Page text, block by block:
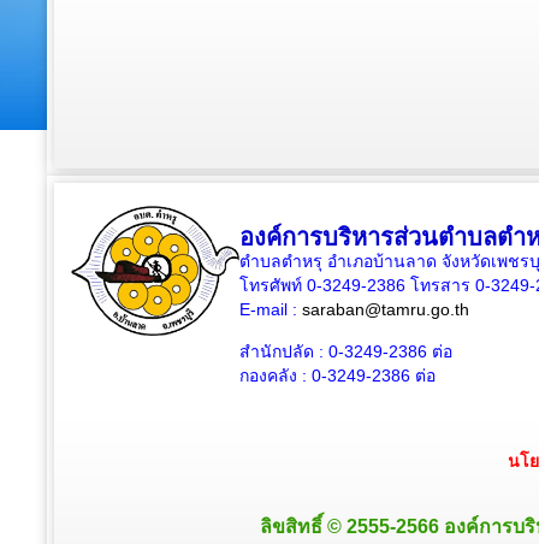
องค์การบริหารส่วนตำบลตำ
ตำบลตำหรุ อำเภอบ้านลาด จังหวัดเพชร
โทรศัพท์ 0-3249-2386 โทรสาร 0-3249-
E-mail : saraban@tamru.go.th
สำนักปลัด : 0-3249-2386 ต่อ
กองคลัง : 0-3249-2386 ต่อ
นโ
ลิขสิทธิ์ © 2555-2566 องค์การบ